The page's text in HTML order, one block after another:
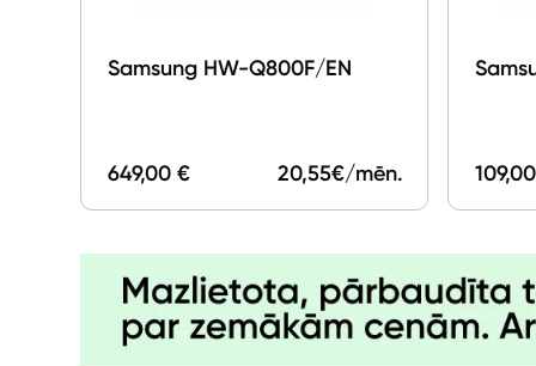
Samsung HW-Q800F/EN
649,00 € 20,55€/mēn.